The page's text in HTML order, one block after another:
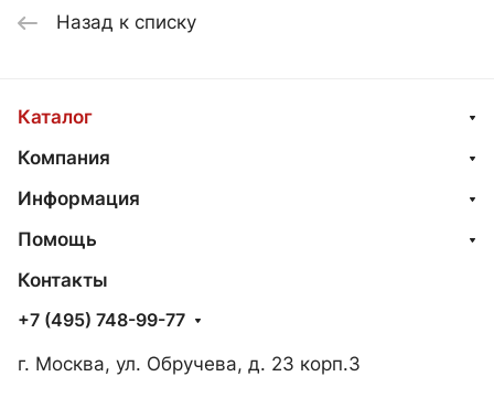
Назад к списку
Каталог
Компания
Информация
Помощь
Контакты
+7 (495) 748-99-77
г. Москва, ул. Обручева, д. 23 корп.3